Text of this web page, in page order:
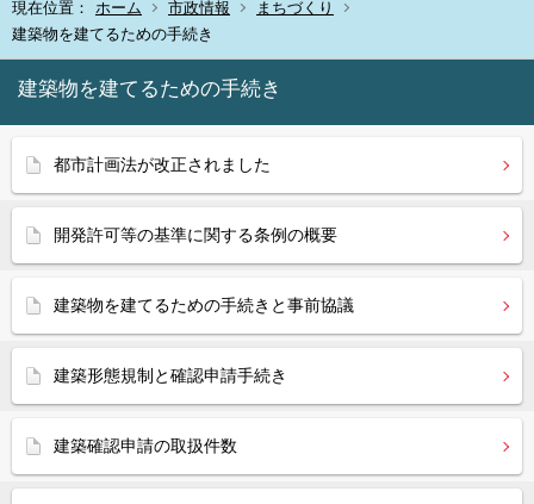
現在位置： ホーム 市政情報
まちづくり
建築物を建てるための手続き
建築物を建てるための手続き
都市計画法が改正されました
開発許可等の基準に関する条例の概要
建築物を建てるための手続きと事前協議
建築形態規制と確認申請手続き
建築確認申請の取扱件数